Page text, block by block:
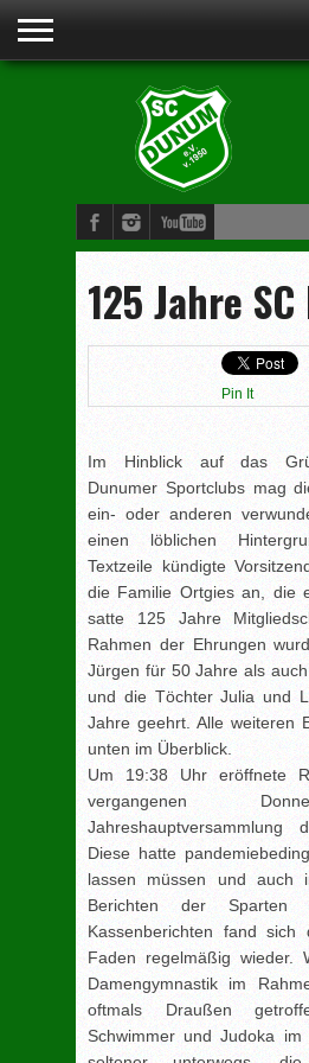
ANSPRECHPARTNER
SCHWIMMEN
KINDERTURNEN
BOGENSCHIESSEN
DAMENGYMNASTIK
125 Jahre
Pin It
Im Hinblick auf das
Dunumer Sportclubs mag
ein- oder anderen
einen löblichen
Textzeile kündigte
die Familie Ortgies an, die
satte 125 Jahre
Rahmen der Ehrungen
Jürgen für 50 Jahre als
und die Töchter Julia und
Jahre geehrt. Alle weiteren
unten im Überblick.
Um 19:38 Uhr eröffnete
vergangenen
Jahreshauptversammlung
Diese hatte
lassen müssen und auch
Berichten der
Kassenberichten fand sich
Faden regelmäßig wieder.
Damengymnastik im
oftmals Draußen
Schwimmer und Judoka im